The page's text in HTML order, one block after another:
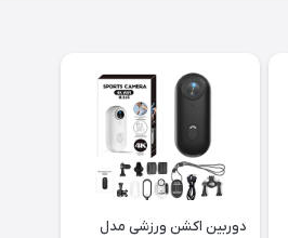
دوربین اکشن ورزشی مدل